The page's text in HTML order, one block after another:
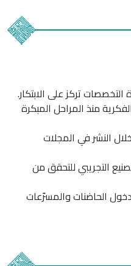
تركز على الابتكار.
منذ المراحل المبكرة
النشر في المجلات
التجريبي للتحقق من
الحاضنات والمسرّعات